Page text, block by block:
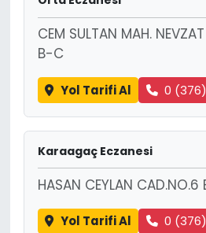
CEM SULTAN MAH.
B-C
Yol Tarifi Al 0 (376)
Karaagaç Eczanesi
HASAN CEYLAN CAD.NO.6
Yol Tarifi Al 0